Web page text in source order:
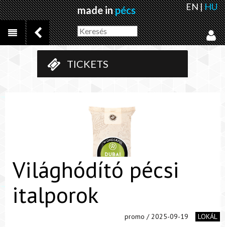
made inpécs EN|HU
TICKETS
Világhódító pécsi
italporok
promo / 2025-09-19 LOKÁL